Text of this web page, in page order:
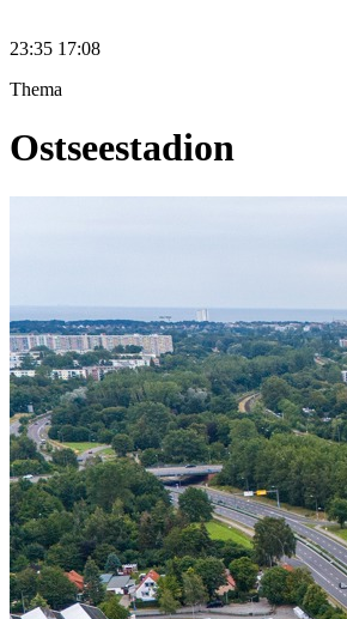
23:35 17:08
Thema
Ostseestadion